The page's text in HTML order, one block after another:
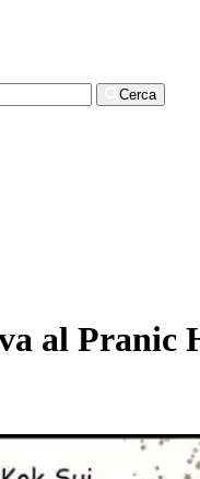
Cerca
al Pranic